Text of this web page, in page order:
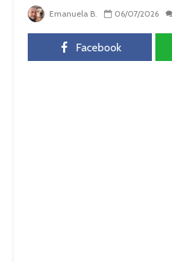
Emanuela B. 06/07/2026
Facebook